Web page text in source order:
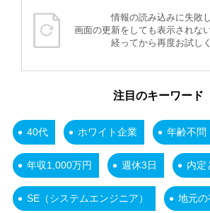
情報の読み込みに失敗
画面の更新をしても表示されな
経ってから再度お試し
注目のキーワード
40代 ホワイト企業 年齢不問
年収1,000万円 週休3日 内定
SE（システムエンジニア） 地元